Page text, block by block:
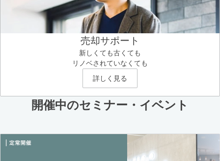
売却サポート
新しくても古くても
リノベされていなくても
詳しく見る
開催中のセミナー・イベント